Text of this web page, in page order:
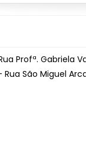
Profª. Gabriela
São Miguel